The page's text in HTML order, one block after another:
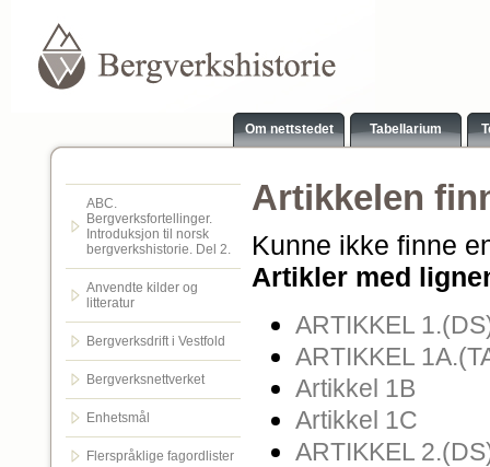
Om nettstedet Tabellarium
ABC.
Bergverksfortellinger.
Introduksjon til norsk
bergverkshistorie. Del 2.
Anvendte kilder og
litteratur
Bergverksdrift i Vestfold
Bergverksnettverket
Enhetsmål
Flerspråklige fagordlister
Artikkelen
Kunne ikke finne
Artikler med
ARTIKKEL
ARTIKKEL
Artikkel 1B
Artikkel 1C
ARTIKKEL